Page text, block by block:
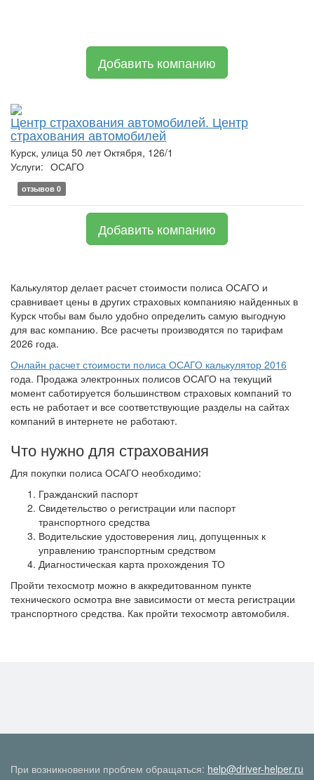
Добавить компанию
Центр страхования автомобилей. Центр
страхования автомобилей
Курск, улица 50 лет Октября, 126/1
Услуги: ОСАГО
отзывов 0
Добавить компанию
Калькулятор делает расчет стоимости полиса ОСАГО и
сравнивает цены в других страховых компанияю найденных в
Курск чтобы вам было удобно определить самую выгодную
для вас компанию. Все расчеты производятся по тарифам
2026 года.
Онлайн расчет стоимости полиса ОСАГО калькулятор 2016
года. Продажа электронных полисов ОСАГО на текущий
момент саботируется большинством страховых компаний то
есть не работает и все соответствующие разделы на сайтах
компаний в интернете не работают.
Что нужно для страхования
Для покупки полиса ОСАГО необходимо:
Гражданский паспорт
Свидетельство о регистрации или паспорт
транспортного средства
Водительские удостоверения лиц, допущенных к
управлению транспортным средством
Диагностическая карта прохождения ТО
Пройти техосмотр можно в аккредитованном пункте
технического осмотра вне зависимости от места регистрации
транспортного средства. Как пройти техосмотр автомобиля.
При возникновении проблем обращаться: help@driver-helper.ru